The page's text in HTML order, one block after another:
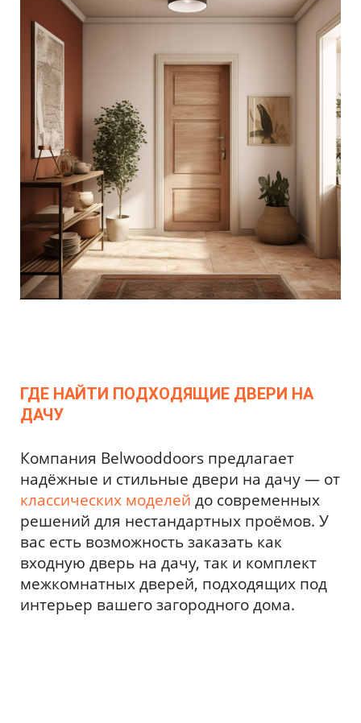
ГДЕ НАЙТИ ПОДХОДЯЩИЕ ДВЕРИ НА
ДАЧУ
Компания Belwooddoors предлагает
надёжные и стильные двери на дачу — от
классических моделей до современных
решений для нестандартных проёмов. У
вас есть возможность заказать как
входную дверь на дачу, так и комплект
межкомнатных дверей, подходящих под
интерьер вашего загородного дома.